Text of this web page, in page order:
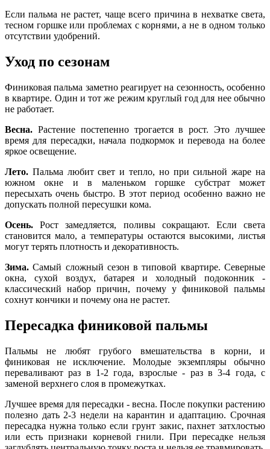
Если пальма не растет, чаще всего причина в нехватке света,
тесном горшке или проблемах с корнями, а не в одном только
отсутствии удобрений.
Уход по сезонам
Финиковая пальма заметно реагирует на сезонность, особенно
в квартире. Один и тот же режим круглый год для нее обычно
не работает.
Весна. Растение постепенно трогается в рост. Это лучшее
время для пересадки, начала подкормок и перевода на более
яркое освещение.
Лето. Пальма любит свет и тепло, но при сильной жаре на
южном окне и в маленьком горшке субстрат может
пересыхать очень быстро. В этот период особенно важно не
допускать полной пересушки кома.
Осень. Рост замедляется, поливы сокращают. Если света
становится мало, а температуры остаются высокими, листья
могут терять плотность и декоративность.
Зима. Самый сложный сезон в типовой квартире. Северные
окна, сухой воздух, батарея и холодный подоконник -
классический набор причин, почему у финиковой пальмы
сохнут кончики и почему она не растет.
Пересадка финиковой пальмы
Пальмы не любят грубого вмешательства в корни, и
финиковая не исключение. Молодые экземпляры обычно
переваливают раз в 1-2 года, взрослые - раз в 3-4 года, с
заменой верхнего слоя в промежутках.
Лучшее время для пересадки - весна. После покупки растению
полезно дать 2-3 недели на карантин и адаптацию. Срочная
пересадка нужна только если грунт закис, пахнет затхлостью
или есть признаки корневой гнили. При пересадке нельзя